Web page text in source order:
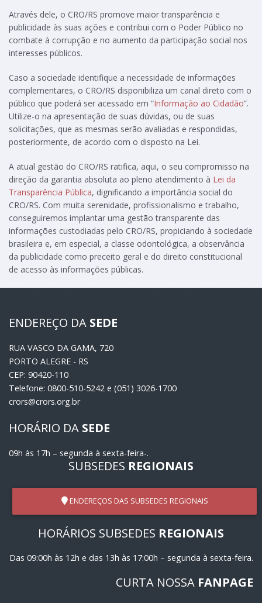
Através dele, o CRO/RS promove maior transparência e
publicidade às suas ações e contribui com o Poder Público no
combate à corrupção e no aumento da participação social nos
interesses públicos.
Caso a sociedade identifique a necessidade de informações
complementares, o CRO/RS disponibiliza um canal direto com o
público que poderá ser acessado em “Informação ao Cidadão”.
Utilize-o na apresentação de suas dúvidas, ou de suas
solicitações, que as mesmas serão avaliadas e respondidas,
posteriormente, de acordo com o disposto na Lei.
A atual gestão do CRO/RS ratifica, aqui, o seu compromisso na
direção da garantia absoluta ao pleno atendimento à Lei da
Transparência Pública, dignificando a importância social do
CRO/RS. Com muita serenidade, profissionalismo e trabalho,
conseguiremos implantar uma gestão transparente das
informações custodiadas pelo CRO/RS, propiciando à sociedade
brasileira e, em especial, a classe odontológica, a observância
da publicidade como preceito geral e do direito constitucional
de acesso às informações públicas.
ENDEREÇO DA SEDE
RUA VASCO DA GAMA, 720
PORTO ALEGRE - RS
CEP: 90420-110
Telefone: 0800-510-5242 e (051) 3026-1700
crors@crors.org.br
HORÁRIO DA SEDE
09h às 17h – segunda à sexta-feira-.
SUBSEDES REGIONAIS
ENDEREÇOS DAS SUBSEDES REGIONAIS
HORÁRIOS SUBSEDES REGIONAIS
Das 09:00h às 12h e das 13h às 17:00h – segunda à sexta-feira.
CURTA NOSSA FANPAGE